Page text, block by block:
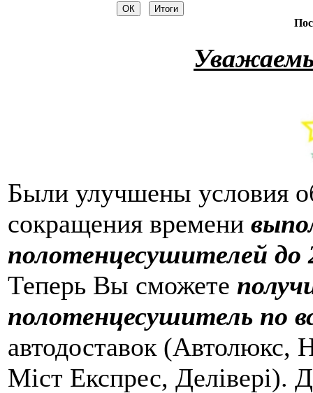
Были улучшены условия
сокращения времени
полотенцесушителей до
Теперь Вы сможете
полотенцесушитель по
автодоставок
Міст Експрес, Делівері).